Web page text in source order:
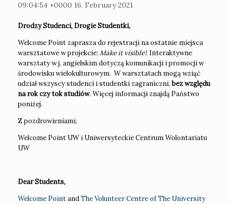
09:04:54 +0000 16. February 2021
Drodzy Studenci, Drogie Studentki,
Welcome Point zaprasza do rejestracji na ostatnie miejsca
warsztatowe w projekcie: Make it visible!. Interaktywne
warsztaty w j. angielskim dotyczą komunikacji i promocji w
środowisku wielokulturowym. W warsztatach mogą wziąć
udział wszyscy studenci i studentki zagraniczni, bez względu
na rok czy tok studiów. Więcej informacji znajdą Państwo
poniżej.
Z pozdrowieniami,
Welcome Point UW i Uniwersyteckie Centrum Wolontariatu
UW
Dear Students,
Welcome PointandThe Volunteer Centre of The University